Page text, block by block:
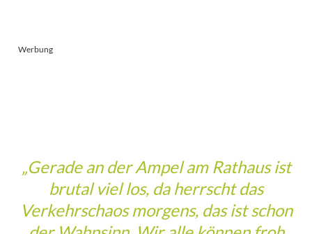
Werbung
„Gerade an der Ampel am Rathaus ist
brutal viel los, da herrscht das
Verkehrschaos morgens, das ist schon